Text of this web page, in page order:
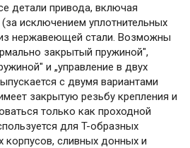
детали привода, включая
исключением уплотнительных
нержавеющей стали. Возможны
закрытый пружиной",
и „управление в двух
с двумя вариантами
закрытую резьбу крепления и
только как проходной
для T-образных
корпусов, сливных донных и